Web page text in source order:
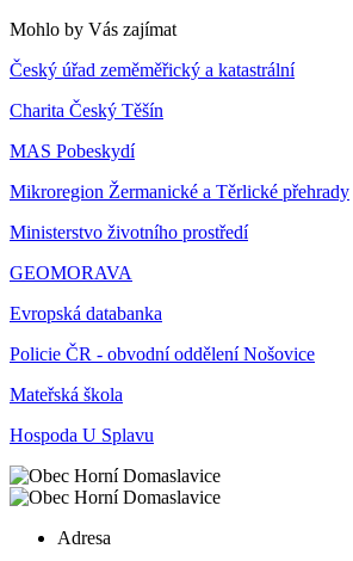
Mohlo by Vás zajímat
Český úřad zeměměřický a katastrální
Charita Český Těšín
MAS Pobeskydí
Mikroregion Žermanické a Těrlické přehrady
Ministerstvo životního prostředí
GEOMORAVA
Evropská databanka
Policie ČR - obvodní oddělení Nošovice
Mateřská škola
Hospoda U Splavu
Adresa